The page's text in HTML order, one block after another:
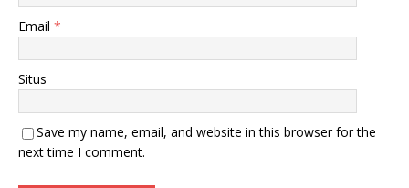
Email *
Situs
Save my name, email, and website in this browser for the
next time I comment.